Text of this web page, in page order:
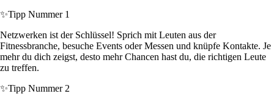
✨Tipp Nummer 1
Netzwerken ist der Schlüssel! Sprich mit Leuten aus der
Fitnessbranche, besuche Events oder Messen und knüpfe Kontakte. Je
mehr du dich zeigst, desto mehr Chancen hast du, die richtigen Leute
zu treffen.
✨Tipp Nummer 2